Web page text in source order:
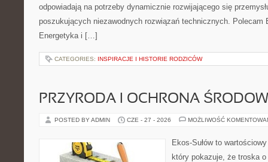
odpowiadają na potrzeby dynamicznie rozwijającego się
poszukujących niezawodnych rozwiązań technicznych. Polecam
Energetyka i […]
CATEGORIES: INSPIRACJE I HISTORIE RODZICÓW
PRZYRODA I OCHRONA
POSTED BY ADMIN CZE - 27 - 2026 MOŻLIWOŚĆ
Ekos-Sułów to
który pokazuje, że troska